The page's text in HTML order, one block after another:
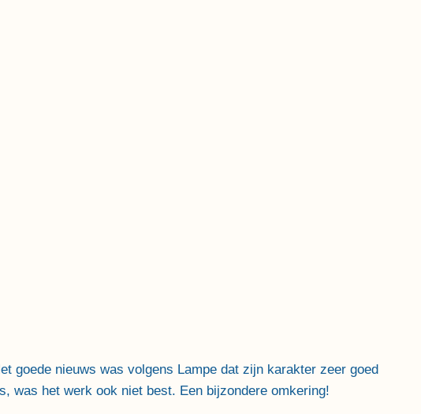
goede nieuws was volgens Lampe dat zijn karakter zeer goed
was het werk ook niet best. Een bijzondere omkering!